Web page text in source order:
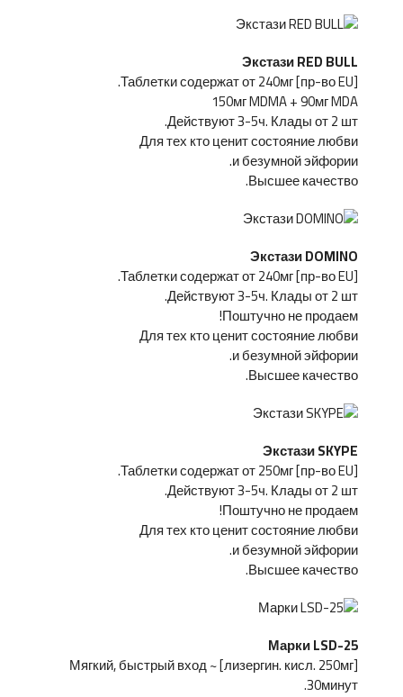
Экстази RED BULL
[пр-во EU] Таблетки содержат от 240мг.
150мг MDMA + 90мг MDA
Действуют 3-5ч. Клады от 2 шт.
Для тех кто ценит состояние любви
и безумной эйфории.
Высшее качество.
Экстази DOMINO
[пр-во EU] Таблетки содержат от 240мг.
Действуют 3-5ч. Клады от 2 шт.
Поштучно не продаем!
Для тех кто ценит состояние любви
и безумной эйфории.
Высшее качество.
Экстази SKYPE
[пр-во EU] Таблетки содержат от 250мг.
Действуют 3-5ч. Клады от 2 шт.
Поштучно не продаем!
Для тех кто ценит состояние любви
и безумной эйфории.
Высшее качество.
Марки LSD-25
[лизергин. кисл. 250мг] Мягкий, быстрый вход ~
30минут.